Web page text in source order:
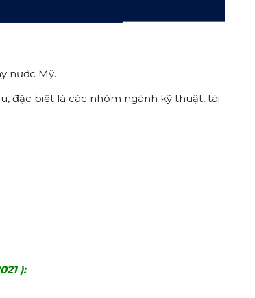
nước Mỹ.
đặc biệt là các nhóm ngành kỹ thuật, tài
):